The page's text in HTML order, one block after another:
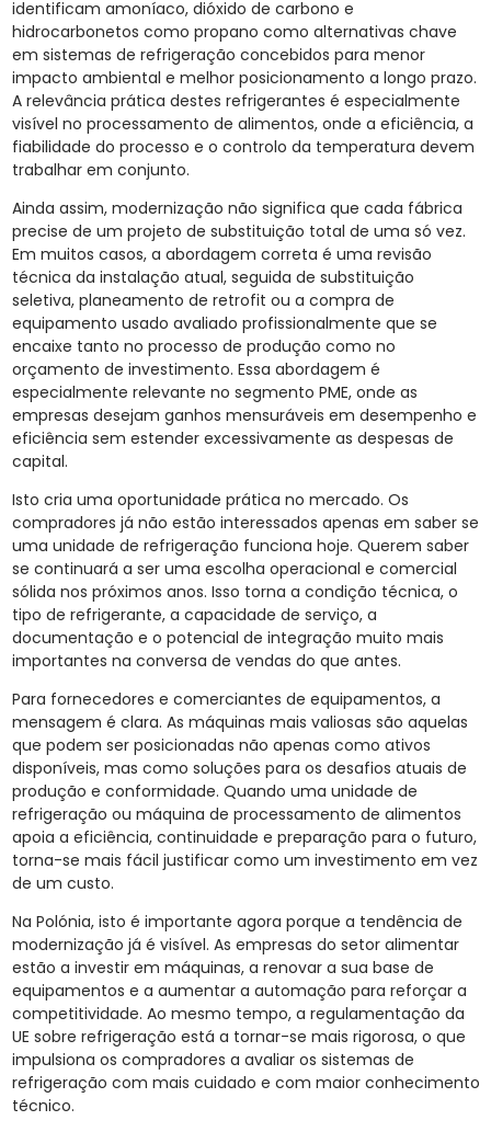
identificam amoníaco, dióxido de carbono e
hidrocarbonetos como propano como alternativas chave
em sistemas de refrigeração concebidos para menor
impacto ambiental e melhor posicionamento a longo prazo.
A relevância prática destes refrigerantes é especialmente
visível no processamento de alimentos, onde a eficiência, a
fiabilidade do processo e o controlo da temperatura devem
trabalhar em conjunto.
Ainda assim, modernização não significa que cada fábrica
precise de um projeto de substituição total de uma só vez.
Em muitos casos, a abordagem correta é uma revisão
técnica da instalação atual, seguida de substituição
seletiva, planeamento de retrofit ou a compra de
equipamento usado avaliado profissionalmente que se
encaixe tanto no processo de produção como no
orçamento de investimento. Essa abordagem é
especialmente relevante no segmento PME, onde as
empresas desejam ganhos mensuráveis em desempenho e
eficiência sem estender excessivamente as despesas de
capital.
Isto cria uma oportunidade prática no mercado. Os
compradores já não estão interessados apenas em saber se
uma unidade de refrigeração funciona hoje. Querem saber
se continuará a ser uma escolha operacional e comercial
sólida nos próximos anos. Isso torna a condição técnica, o
tipo de refrigerante, a capacidade de serviço, a
documentação e o potencial de integração muito mais
importantes na conversa de vendas do que antes.
Para fornecedores e comerciantes de equipamentos, a
mensagem é clara. As máquinas mais valiosas são aquelas
que podem ser posicionadas não apenas como ativos
disponíveis, mas como soluções para os desafios atuais de
produção e conformidade. Quando uma unidade de
refrigeração ou máquina de processamento de alimentos
apoia a eficiência, continuidade e preparação para o futuro,
torna-se mais fácil justificar como um investimento em vez
de um custo.
Na Polónia, isto é importante agora porque a tendência de
modernização já é visível. As empresas do setor alimentar
estão a investir em máquinas, a renovar a sua base de
equipamentos e a aumentar a automação para reforçar a
competitividade. Ao mesmo tempo, a regulamentação da
UE sobre refrigeração está a tornar-se mais rigorosa, o que
impulsiona os compradores a avaliar os sistemas de
refrigeração com mais cuidado e com maior conhecimento
técnico.